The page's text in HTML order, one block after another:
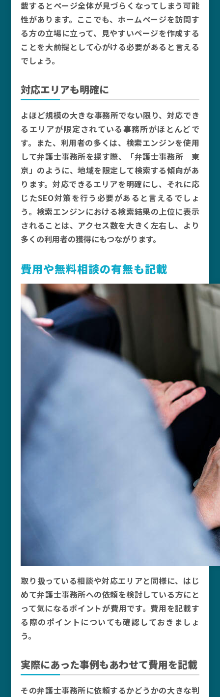
載するとページ全体が見づらくなってしまう可能
性があります。ここでも、ホームページを訪問す
る方の立場に立って、見やすいページを作成する
ことを大前提として心がける必要があると言える
でしょう。
対応エリアも明確に
よほど規模の大きな事務所でない限り、対応でき
るエリアが限定されている事務所がほとんどで
す。また、利用者の多くは、検索エンジンを使用
して弁護士事務所を探す際、「弁護士事務所 東
京」のように、地域を限定して検索する傾向があ
ります。対応できるエリアを明確にし、それに応
じたSEO対策を行う必要があると言えるでしょ
う。検索エンジンにおける検索結果の上位に表示
されることは、アクセス数を大きく左右し、より
多くの利用者の獲得にもつながります。
費用や無料相談の有無も記載
取り扱っている相談や対応エリアと同様に、はじ
めて弁護士事務所への依頼を検討している方にと
って気になるポイントが費用です。費用を記載す
る際のポイントについても確認しておきましょ
う。
実際にあった事例もあわせて費用を記載
その弁護士事務所に依頼するかどうかの大きな判